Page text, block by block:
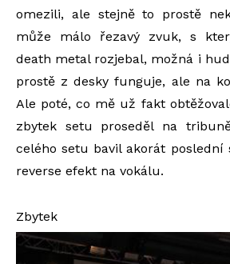
omezili, ale stejně to prostě
může málo řezavý zvuk, s
death metal rozjebal, možná i
prostě z desky funguje, ale na
Ale poté, co mě už fakt
zbytek setu proseděl na
celého setu bavil akorát poslední
reverse efekt na vokálu.
Zbytek